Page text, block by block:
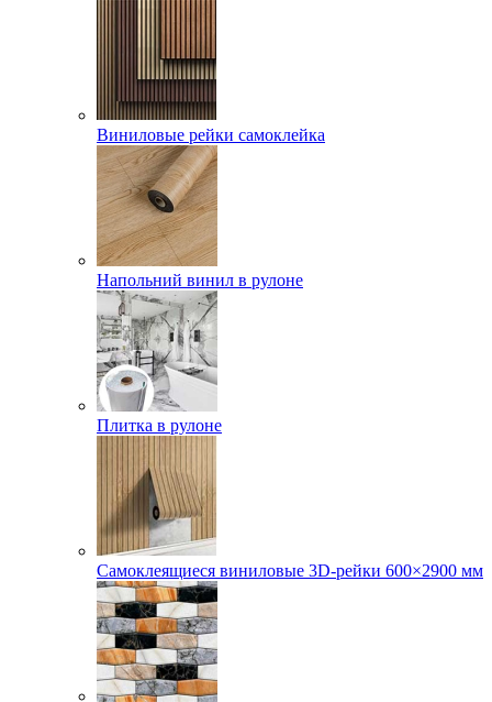
Виниловые рейки самоклейка
Напольний винил в рулоне
Плитка в рулоне
Самоклеящиеся виниловые 3D‑рейки 600×2900 мм